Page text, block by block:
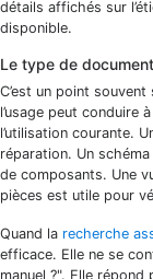
détails affichés sur
disponible.
Le type de
C’est un point
l’usage peut conduire
l’utilisation courante.
réparation. Un
de composants. Une
pièces est utile pour
Quand la recherche
efficace. Elle ne se
manuel ?". Elle